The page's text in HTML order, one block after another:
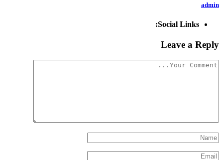
admin
Social Links:
Leave a Reply